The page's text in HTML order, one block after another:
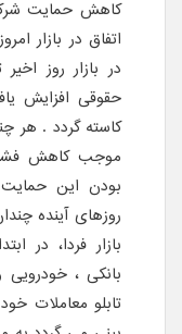
کاهش حمایت
اتفاق در بازار
در بازار روز
حقوقی افزایش
کاسته گردد . هر
موجب کاهش
بودن این
روزهای آینده
بازار فردا، در
بانکی ،
تابلو معاملات